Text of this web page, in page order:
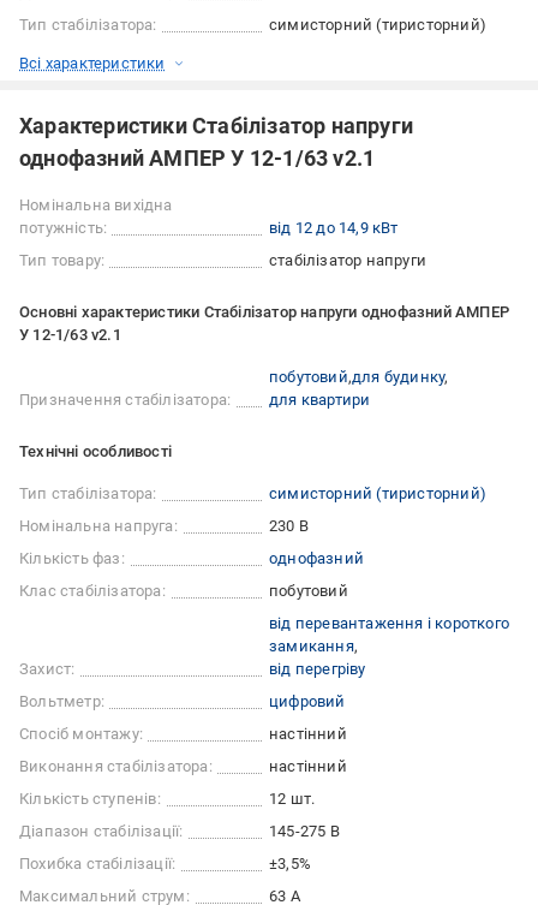
Тип стабілізатора:
симисторний (тиристорний)
Всі характеристики
Характеристики Стабілізатор напруги
однофазний АМПЕР У 12-1/63 v2.1
Номінальна вихідна
потужність:
від 12 до 14,9 кВт
Тип товару:
стабілізатор напруги
Основні характеристики Стабілізатор напруги однофазний АМПЕР
У 12-1/63 v2.1
Призначення стабілізатора:
побутовий для будинку
для квартири
Технічні особливості
Тип стабілізатора:
симисторний (тиристорний)
Номінальна напруга:
230 В
Кількість фаз:
однофазний
Клас стабілізатора:
побутовий
Захист:
від перевантаження і короткого
замикання
від перегріву
Вольтметр:
цифровий
Спосіб монтажу:
настінний
Виконання стабілізатора:
настінний
Кількість ступенів:
12 шт.
Діапазон стабілізації:
145-275 В
Похибка стабілізації:
±3,5%
Максимальний струм:
63 А